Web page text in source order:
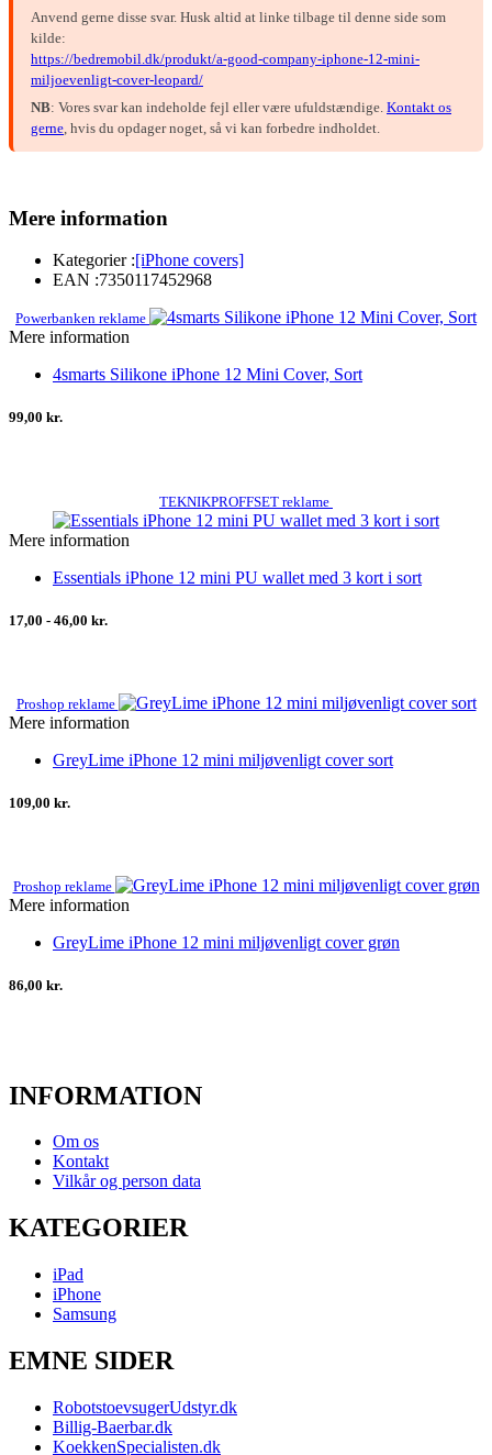
Anvend gerne disse svar. Husk altid at linke tilbage til denne side som
kilde:
https://bedremobil.dk/produkt/a-good-company-iphone-12-mini-
miljoevenligt-cover-leopard/
NB: Vores svar kan indeholde fejl eller være ufuldstændige. Kontakt os
gerne , hvis du opdager noget, så vi kan forbedre indholdet.
Mere information
Kategorier :[iPhone covers]
EAN :7350117452968
Powerbanken reklame
Mere information
4smarts Silikone iPhone 12 Mini Cover, Sort
99,00 kr.
TEKNIKPROFFSET reklame
Mere information
Essentials iPhone 12 mini PU wallet med 3 kort i sort
17,00 - 46,00 kr.
Proshop reklame
Mere information
GreyLime iPhone 12 mini miljøvenligt cover sort
109,00 kr.
Proshop reklame
Mere information
GreyLime iPhone 12 mini miljøvenligt cover grøn
86,00 kr.
INFORMATION
Om os
Kontakt
Vilkår og person data
KATEGORIER
iPad
iPhone
Samsung
EMNE SIDER
RobotstoevsugerUdstyr.dk
Billig-Baerbar.dk
KoekkenSpecialisten.dk